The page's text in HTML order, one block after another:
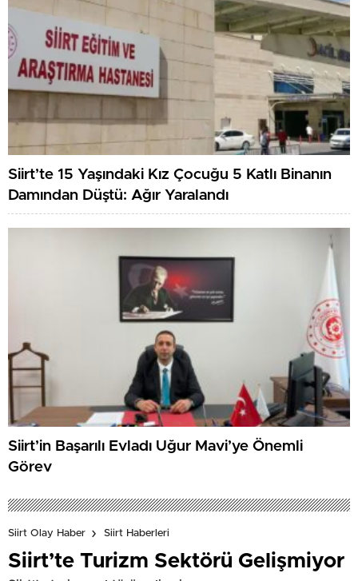
Siirt’te 15 Yaşındaki Kız Çocuğu 5 Katlı Binanın
Damından Düştü: Ağır Yaralandı
Siirt’in Başarılı Evladı Uğur Mavi’ye Önemli
Görev
Siirt Olay Haber Siirt Haberleri
Siirt’te Turizm Sektörü Gelişmiyor